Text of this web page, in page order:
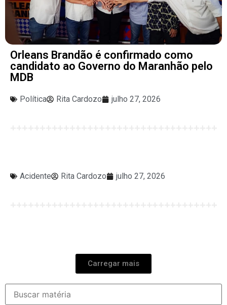
Orleans Brandão é confirmado como
candidato ao Governo do Maranhão pelo
MDB
Política Rita Cardozo julho 27, 2026
Acidente Rita Cardozo julho 27, 2026
Carregar mais